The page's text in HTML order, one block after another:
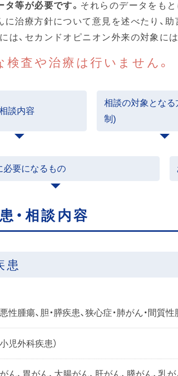
タ等が必要です。 それらのデータをも
に治療方針について意見を述べたり、
は、セカンドオピニオン外来の対象に
査や治療は行いません。
談内容
相談の対象となる
制)
必要になるもの
・相談内容
患
性腫瘍、胆・膵疾患、狭心症・肺がん・間質
児外科疾患）